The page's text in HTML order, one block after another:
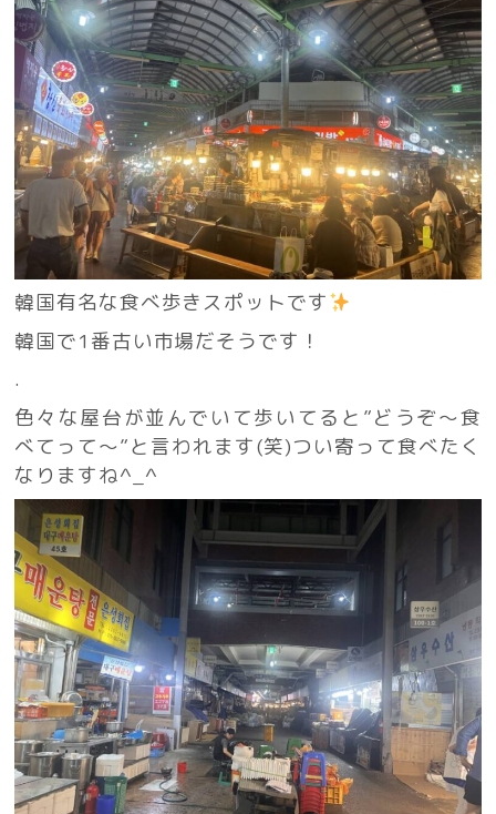
韓国有名な食べ歩きスポットです
韓国で1番古い市場だそうです！
.
色々な屋台が並んでいて歩いてると”どうぞ〜食
べてって〜”と言われます(笑)つい寄って食べたく
なりますね^_^